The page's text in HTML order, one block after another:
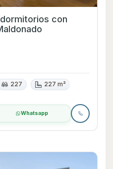
con
227 227 m²
Whatsapp